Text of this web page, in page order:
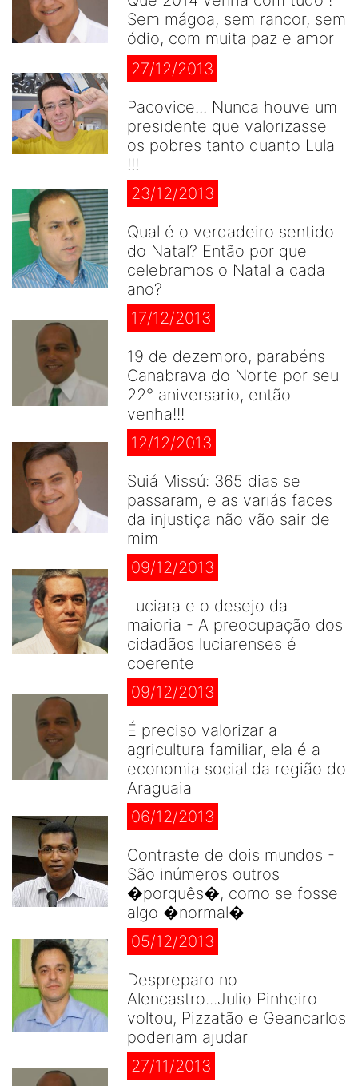
Sem mágoa, sem rancor, sem
ódio, com muita paz e amor
27/12/2013
Pacovice... Nunca houve um
presidente que valorizasse
os pobres tanto quanto Lula
!!!
23/12/2013
Qual é o verdadeiro sentido
do Natal? Então por que
celebramos o Natal a cada
ano?
17/12/2013
19 de dezembro, parabéns
Canabrava do Norte por seu
22° aniversario, então
venha!!!
12/12/2013
Suiá Missú: 365 dias se
passaram, e as variás faces
da injustiça não vão sair de
mim
09/12/2013
Luciara e o desejo da
maioria - A preocupação dos
cidadãos luciarenses é
coerente
09/12/2013
É preciso valorizar a
agricultura familiar, ela é a
economia social da região do
Araguaia
06/12/2013
Contraste de dois mundos -
São inúmeros outros
�porquês�, como se fosse
algo �normal�
05/12/2013
Despreparo no
Alencastro...Julio Pinheiro
voltou, Pizzatão e Geancarlos
poderiam ajudar
27/11/2013